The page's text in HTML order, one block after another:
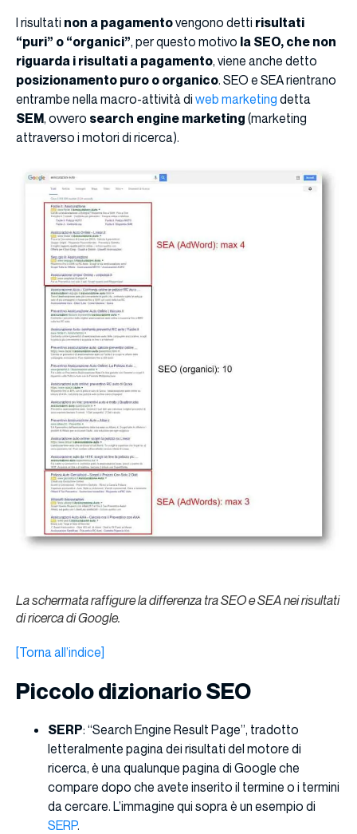
I risultati non a pagamentovengono detti risultati
“puri” o “organici”, per questo motivo la SEO, che non
riguarda i risultati a pagamento, viene anche detto
posizionamento puro o organico. SEO e SEA rientrano
entrambe nella macro-attività di web marketing detta
SEM, ovvero search engine marketing (marketing
attraverso i motori di ricerca).
La schermata raffigure la differenza tra SEO e SEA nei risultati
di ricerca di Google.
[Torna all’indice]
Piccolo dizionario SEO
SERP: “Search Engine Result Page”, tradotto
letteralmente pagina dei risultati del motore di
ricerca, è una qualunque pagina di Google che
compare dopo che avete inserito il termine o i termini
da cercare. L’immagine qui sopra è un esempio di
SERP.